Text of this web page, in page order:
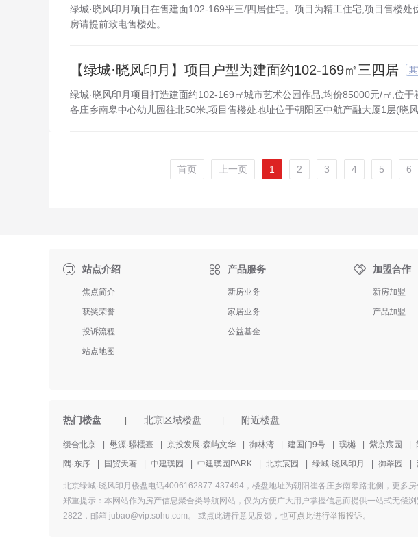
绿城·晓风印月项目在售建面102-169平三/四居住宅。项目为精工住宅,项目售楼
房请提前致电售楼处。
【绿城·晓风印月】项目户型为建面约102-169㎡三四居
绿城·晓风印月项目打造建面约102-169㎡城市艺术公园作品,均价85000元/㎡,位
各庄乡南皋中心幼儿园往北50米,项目售楼处地址位于朝阳区中航产融大厦1层(晓
首页 上一页 1 2 3 4 5 6
站点介绍
焦点简介
获奖荣誉
投诉流程
站点地图
 产品服务
新房业务
家居业务
公益基金
 加盟合作
新房加盟
产品加盟
热门楼盘 北京区域楼盘 附近楼盘
缦合北京 懋源·騴橒臺 京投发展·森屿文华 御林湾 建国门9号 璞樾 紫京宸园
隅·东序
国贸天著 中建璞园 中建璞园PARK 北京宸园 绿城·晓风印月 御翠园
北京绿城·晓风印月楼盘电话4006162877-437494，楼盘地址为朝阳崔各庄乡南皋路北侧，更多
郑重提示：本网站作为房产信息聚合类导航网站，仅为方便广大用户掌握信息而提供一站式无
2822，邮箱 jubao@vip.sohu.com。 或点此进行意见反馈， 也可点此进行举报投诉。